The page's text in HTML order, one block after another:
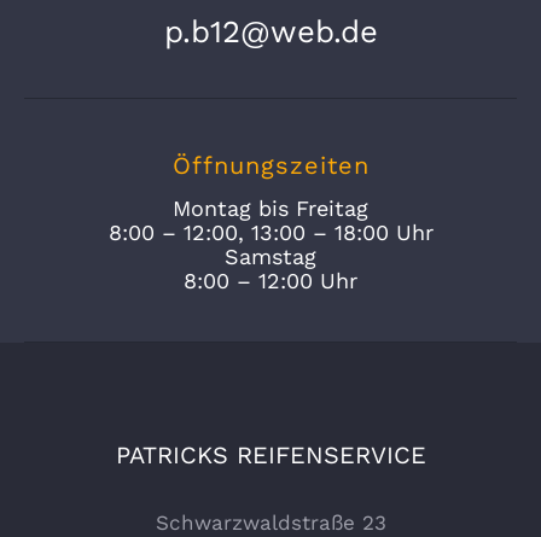
p.b12@web.de
Öffnungszeiten
Montag bis Freitag
8:00 – 12:00, 13:00 – 18:00 Uhr
Samstag
8:00 – 12:00 Uhr
PATRICKS REIFENSERVICE
Schwarzwaldstraße 23